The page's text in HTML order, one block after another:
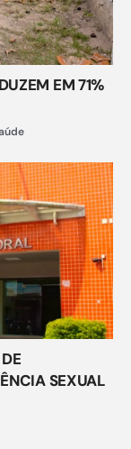
EM 71%
SEXUAL